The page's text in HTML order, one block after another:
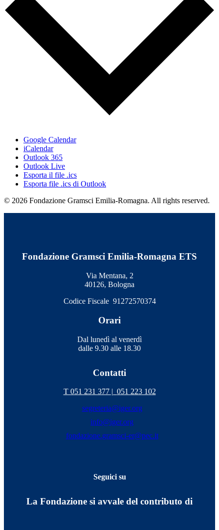
Google Calendar
iCalendar
Outlook 365
Outlook Live
Esporta il file .ics
Esporta file .ics di Outlook
© 2026 Fondazione Gramsci Emilia-Romagna. All rights reserved.
Fondazione Gramsci Emilia-Romagna ETS
Via Mentana, 2
40126, Bologna
Codice Fiscale 91272570374
Orari
Dal lunedì al venerdì
dalle 9.30 alle 18.30
Contatti
T 051 231 377 | 051 223 102
segreteria@iger.org
info@iger.org
fondazione.gramsci-er@pec.it
Seguici su
La Fondazione si avvale del contributo di